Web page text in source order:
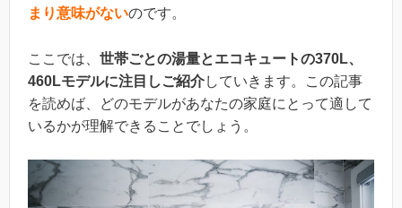
まり意味がないのです。
ここでは、 世帯ごとの湯量とエコキュートの370L、
460Lモデルに注目しご紹介していきます。この記事
を読めば、どのモデルがあなたの家庭にとって適して
いるかが理解できることでしょう。